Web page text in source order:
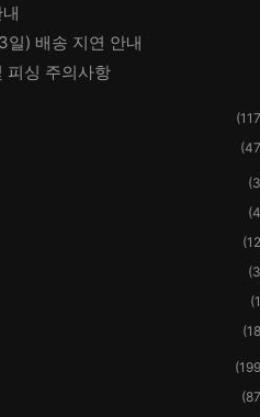
) 배송 지연 안내
피싱 주의사항